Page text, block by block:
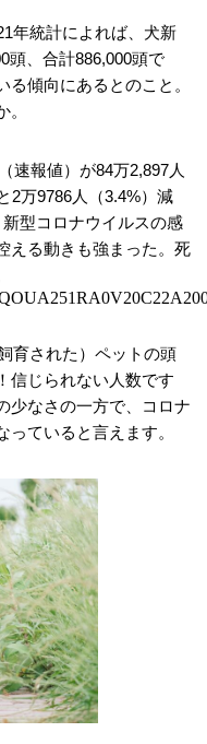
年統計によれば、犬新
頭、合計886,000頭で
傾向にあるとのこと。
速報値）が84万2,897人
2万9786人（3.4%）減
型コロナウイルスの感
える動きも強まった。死
育された）ペットの頭
信じられない人数です
少なさの一方で、コロナ
ていると言えます。